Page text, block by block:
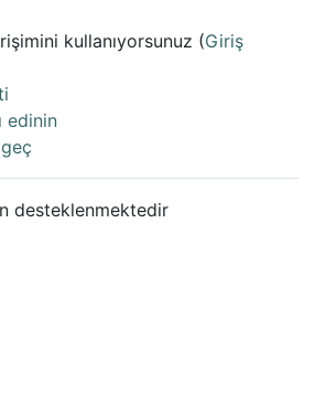
kullanıyorsunuz (Giriş
edinin
desteklenmektedir